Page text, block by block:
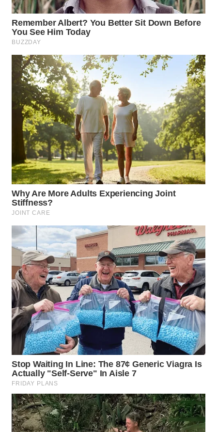
WN DELI
SERDANG
TEBING
TINGGI
WN
PAKPAK
WN
KARAWANG
WN
BEKASI
WN
BOGOR
DEPOK
WN
TAPANULI
UTARA
WN
SAMOSIR
WN
PADANG
LAWAS
WN
SUMEDANG